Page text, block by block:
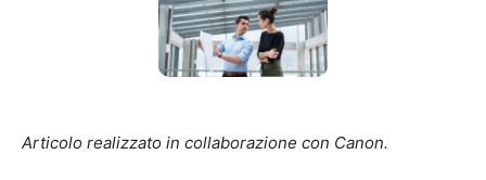
Articolo realizzato in collaborazione con Canon.